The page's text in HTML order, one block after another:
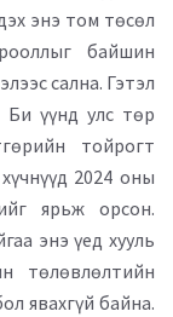
энэ том төсөл
байшин
сална. Гэтэл
Би үүнд улс төр
тойрогт
2024 оны
ярьж орсон.
энэ үед хууль
төлөвлөлтийн
явахгүй байна.